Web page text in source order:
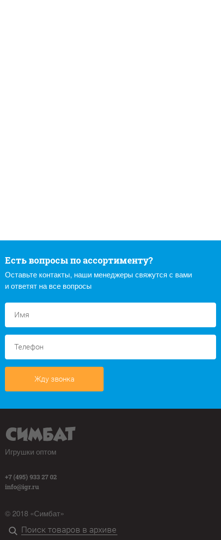
Есть вопросы по ассортименту?
Оставьте контакты, наши менеджеры свяжутся с вами
и ответят на все вопросы
Жду звонка
Игрушки оптом
+7 (495) 933 27 02
info@igr.ru
© 2018 «Симбат»